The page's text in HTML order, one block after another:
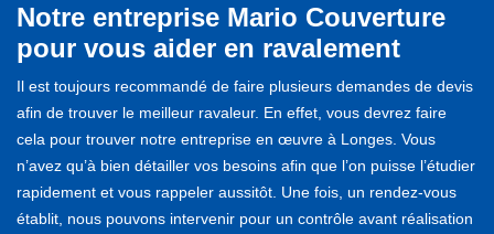
Notre entreprise Mario Couverture
pour vous aider en ravalement
Il est toujours recommandé de faire plusieurs demandes de devis
afin de trouver le meilleur ravaleur. En effet, vous devrez faire
cela pour trouver notre entreprise en œuvre à Longes. Vous
n’avez qu’à bien détailler vos besoins afin que l’on puisse l’étudier
rapidement et vous rappeler aussitôt. Une fois, un rendez-vous
établit, nous pouvons intervenir pour un contrôle avant réalisation